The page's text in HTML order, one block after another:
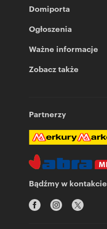
Domiporta
Ogłoszenia
Ważne informacje
Zobacz także
Partnerzy
Bądźmy w kontakcie